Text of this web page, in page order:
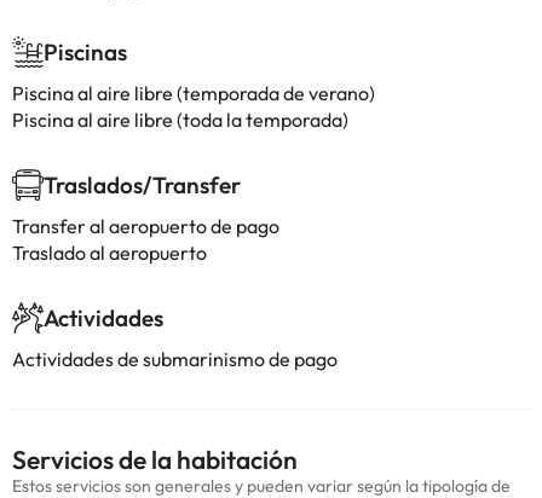
Piscinas
Piscina al aire libre (temporada de verano)
Piscina al aire libre (toda la temporada)
Traslados/Transfer
Transfer al aeropuerto de pago
Traslado al aeropuerto
Actividades
Actividades de submarinismo de pago
Servicios de la habitación
Estos servicios son generales y pueden variar según la tipología de